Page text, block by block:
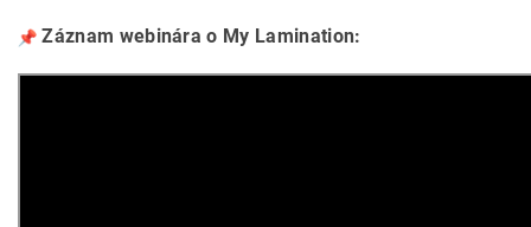
Záznam webinára o My Lamination: